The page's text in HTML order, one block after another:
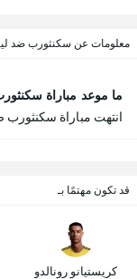
معلومات عن سكنثورب ضد
ما موعد مباراة
انتهت مباراة سكنثورب ضد
قد تكون مهتمًا بـ
كريستيانو رونالدو